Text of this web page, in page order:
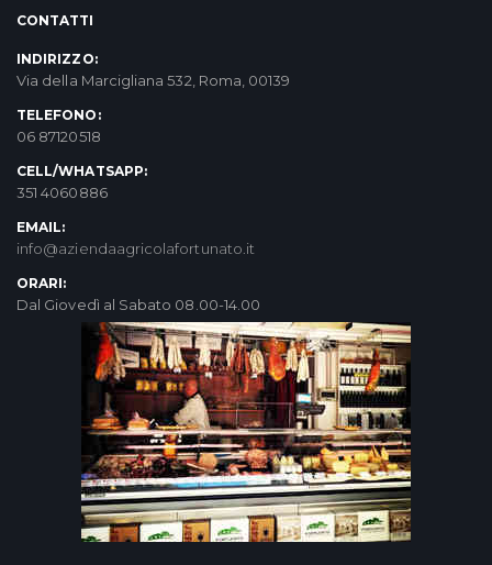
CONTATTI
INDIRIZZO:
Via della Marcigliana 532, Roma, 00139
TELEFONO:
06 87120518
CELL/WHATSAPP:
351 4060886
EMAIL:
info@aziendaagricolafortunato.it
ORARI:
Dal Giovedì al Sabato 08.00-14.00